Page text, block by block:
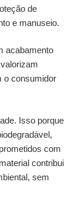
de
e manuseio.
acabamento
o consumidor
Isso porque
com
contribui
sem